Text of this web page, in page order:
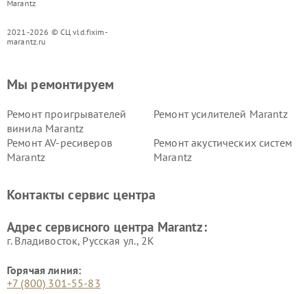
Marantz
2021-2026 © СЦ vld.fixim-
marantz.ru
Мы ремонтируем
Ремонт проигрывателей
винила Marantz
Ремонт усилителей Marantz
Ремонт AV-ресиверов
Marantz
Ремонт акустических систем
Marantz
Контакты сервис центра
Адрес сервисного центра Marantz:
г. Владивосток, Русская ул., 2К
Горячая линия:
+7 (800) 301-55-83